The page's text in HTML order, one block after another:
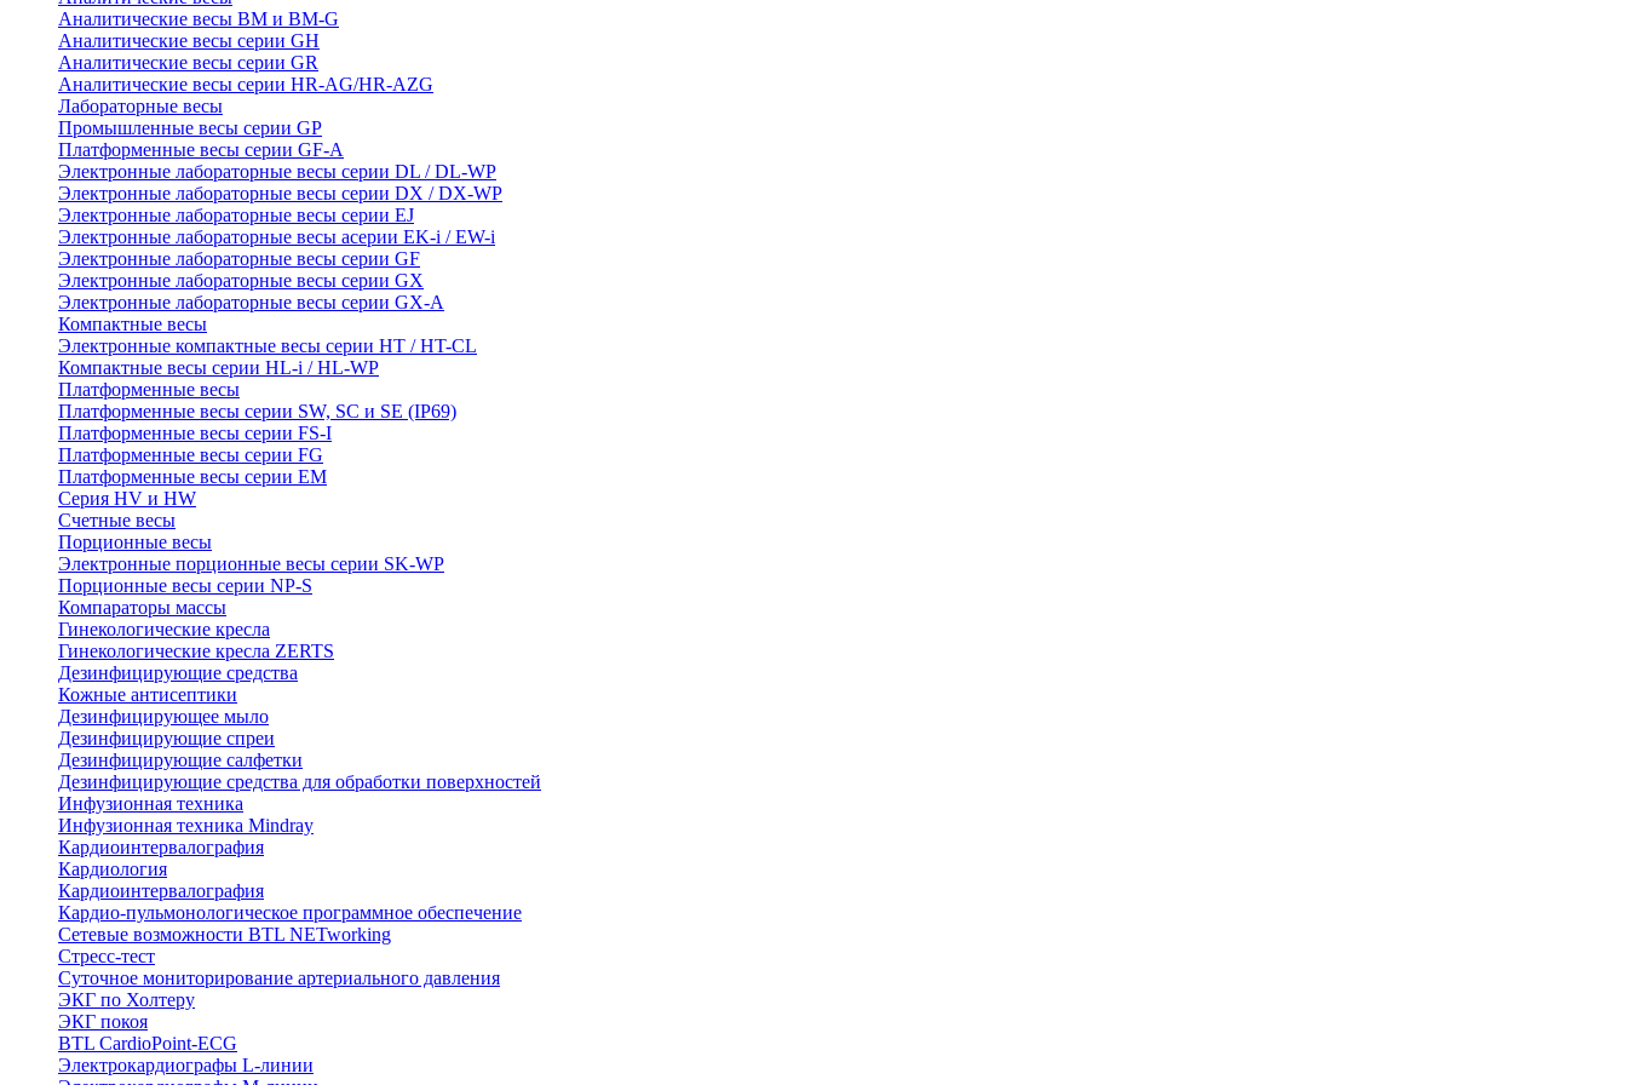
Аналитические весы BM и BM-G
Аналитические весы серии GH
Аналитические весы серии GR
Аналитические весы серии HR-AG/HR-AZG
Лабораторные весы
Промышленные весы серии GP
Платформенные весы серии GF-A
Электронные лабораторные весы серии DL / DL-WP
Электронные лабораторные весы серии DX / DX-WP
Электронные лабораторные весы серии EJ
Электронные лабораторные весы aсерии EK-i / EW-i
Электронные лабораторные весы серии GF
Электронные лабораторные весы серии GX
Электронные лабораторные весы серии GX-A
Компактные весы
Электронные компактные весы серии HT / HT-CL
Компактные весы серии HL-i / HL-WP
Платформенные весы
Платформенные весы серии SW, SC и SE (IP69)
Платформенные весы серии FS-I
Платформенные весы серии FG
Платформенные весы серии EM
Серия HV и HW
Счетные весы
Порционные весы
Электронные порционные весы серии SK-WP
Порционные весы серии NP-S
Компараторы массы
Гинекологические кресла
Гинекологические кресла ZERTS
Дезинфицирующие средства
Кожные антисептики
Дезинфицирующее мыло
Дезинфицирующие спреи
Дезинфицирующие салфетки
Дезинфицирующие средства для обработки поверхностей
Инфузионная техника
Инфузионная техника Mindray
Кардиоинтервалография
Кардиология
Кардиоинтервалография
Кардио-пульмонологическое программное обеспечение
Сетевые возможности BTL NETworking
Стресс-тест
Суточное мониторирование артериального давления
ЭКГ по Холтеру
ЭКГ покоя
BTL CardioPoint-ECG
Электрокардиографы L-линии